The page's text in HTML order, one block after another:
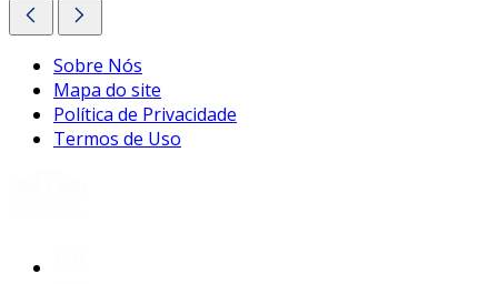
Sobre Nós
Mapa do site
Política de Privacidade
Termos de Uso